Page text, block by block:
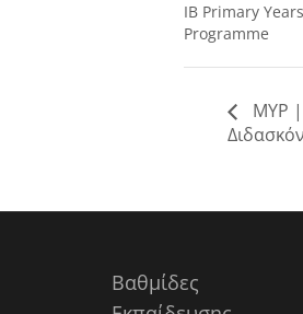
ΙΒ Primary Years
Programme
MYP
Βαθμίδες